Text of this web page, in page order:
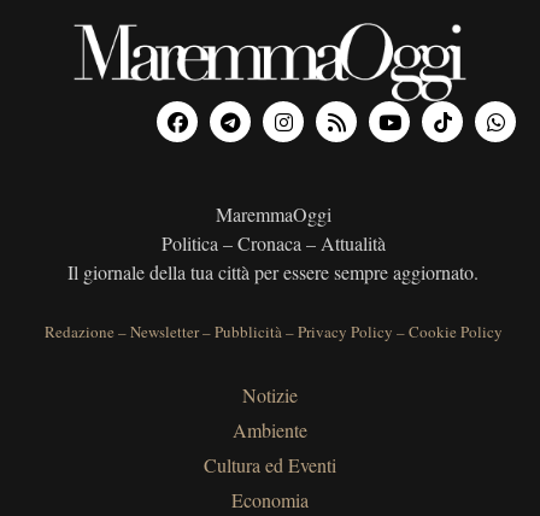
MaremmaOggi
Politica – Cronaca – Attualità
Il giornale della tua città per essere sempre aggiornato.
Redazione –Newsletter–Pubblicità–Privacy Policy –Cookie Policy
Notizie
Ambiente
Cultura ed Eventi
Economia